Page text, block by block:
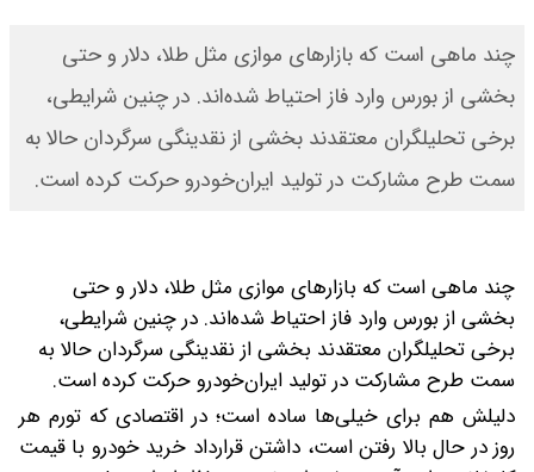
چند ماهی است که بازارهای موازی مثل طلا، دلار و حتی
بخشی از بورس وارد فاز احتیاط شده‌اند. در چنین شرایطی،
برخی تحلیلگران معتقدند بخشی از نقدینگی سرگردان حالا به
سمت طرح مشارکت در تولید ایران‌خودرو حرکت کرده است.
چند ماهی است که بازارهای موازی مثل طلا، دلار و حتی
بخشی از بورس وارد فاز احتیاط شده‌اند. در چنین شرایطی،
برخی تحلیلگران معتقدند بخشی از نقدینگی سرگردان حالا به
سمت طرح مشارکت در تولید ایران‌خودرو حرکت کرده است.
دلیلش هم برای خیلی‌ها ساده است؛ در اقتصادی که تورم هر
روز در حال بالا رفتن است، داشتن قرارداد خرید خودرو با قیمت